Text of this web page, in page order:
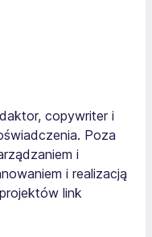
copywriter i
Poza
i
i realizacją
link